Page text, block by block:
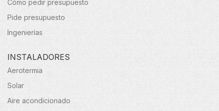
Cómo pedir presupuesto
Pide presupuesto
Ingenierías
INSTALADORES
Aerotermia
Solar
Aire acondicionado